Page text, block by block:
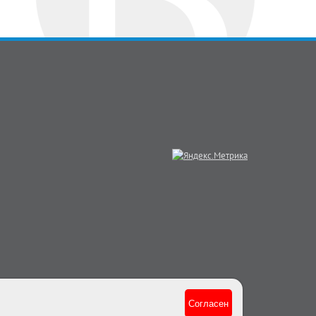
Согласен